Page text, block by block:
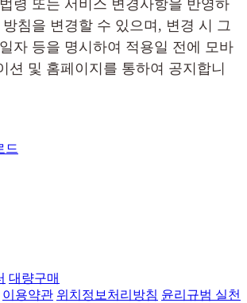
령 또는 서비스 변경사항을 반영하
침을 변경할 수 있으며, 변경 시 그
자 등을 명시하여 적용일 전에 모바
션 및 홈페이지를 통하여 공지합니
드
대량구매
이용약관 위치정보처리방침 윤리규범 실천